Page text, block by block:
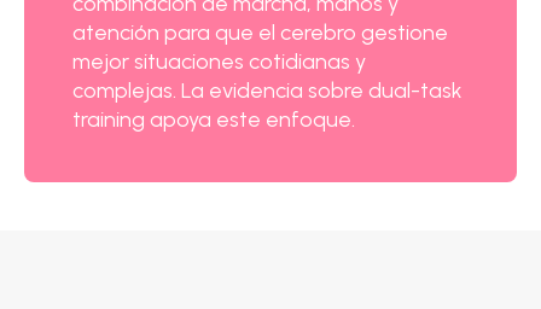
atención para que el cerebro gestione
mejor situaciones cotidianas y
complejas. La evidencia sobre dual-task
training apoya este enfoque.